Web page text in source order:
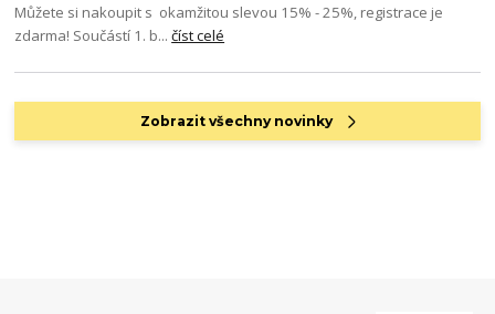
Můžete si nakoupit s okamžitou slevou 15% - 25%, registrace je
zdarma! Součástí 1. b...číst celé
Zobrazit všechny novinky